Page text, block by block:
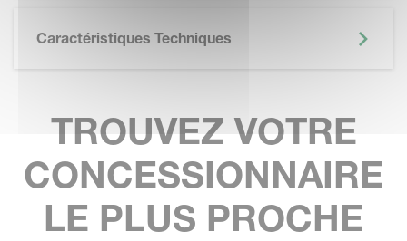
Caractéristiques Techniques
TROUVEZ VOTRE
CONCESSIONNAIRE
LE PLUS PROCHE